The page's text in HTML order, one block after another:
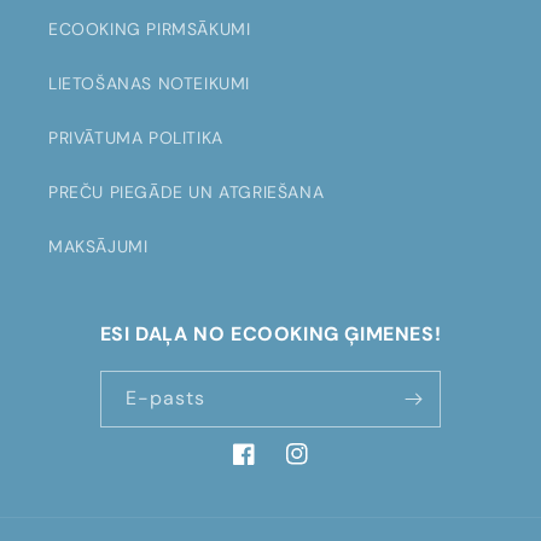
ECOOKING PIRMSĀKUMI
LIETOŠANAS NOTEIKUMI
PRIVĀTUMA POLITIKA
PREČU PIEGĀDE UN ATGRIEŠANA
MAKSĀJUMI
ESI DAĻA NO ECOOKING ĢIMENES!
E-pasts
FacebookInstagram